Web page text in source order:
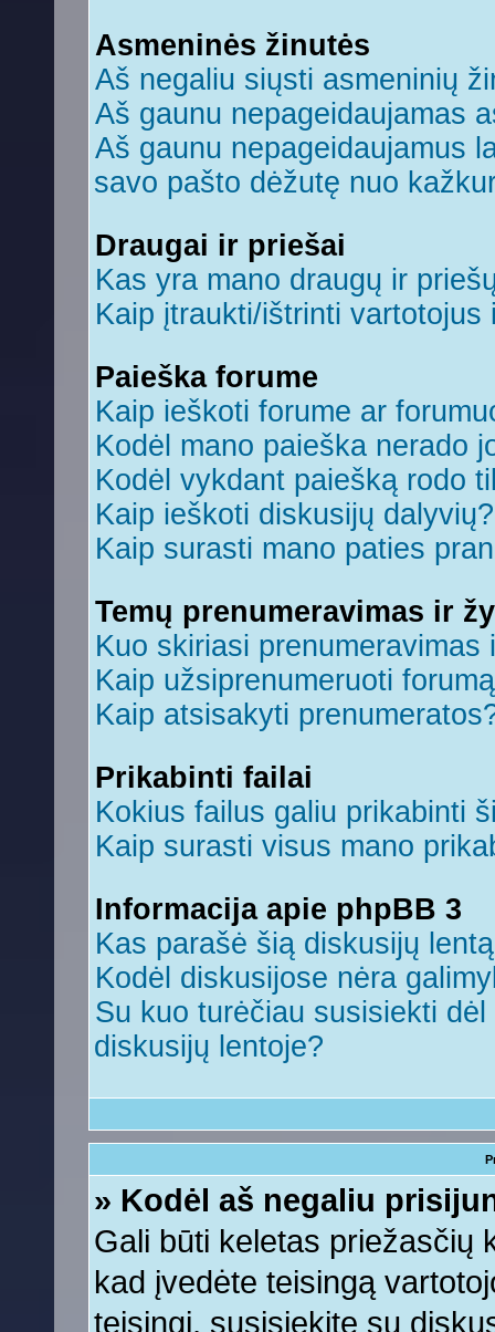
Asmeninės žinutės
Aš negaliu siųsti asmeninių
Aš gaunu nepageidaujamas
Aš gaunu nepageidaujamus
savo pašto dėžutę nuo
Draugai ir priešai
Kas yra mano draugų ir
Kaip įtraukti/ištrinti
Paieška forume
Kaip ieškoti forume ar
Kodėl mano paieška nerado
Kodėl vykdant paiešką rodo
Kaip ieškoti diskusijų dalyvių?
Kaip surasti mano paties
Temų prenumeravimas ir
Kuo skiriasi prenumeravimas
Kaip užsiprenumeruoti
Kaip atsisakyti
Prikabinti failai
Kokius failus galiu prikabinti
Kaip surasti visus mano
Informacija apie phpBB 3
Kas parašė šią diskusijų
Kodėl diskusijose nėra
Su kuo turėčiau susisiekti
diskusijų lentoje?
» Kodėl aš negaliu
Gali būti keletas priežasčių
kad įvedėte teisingą
teisingi, susisiekite su